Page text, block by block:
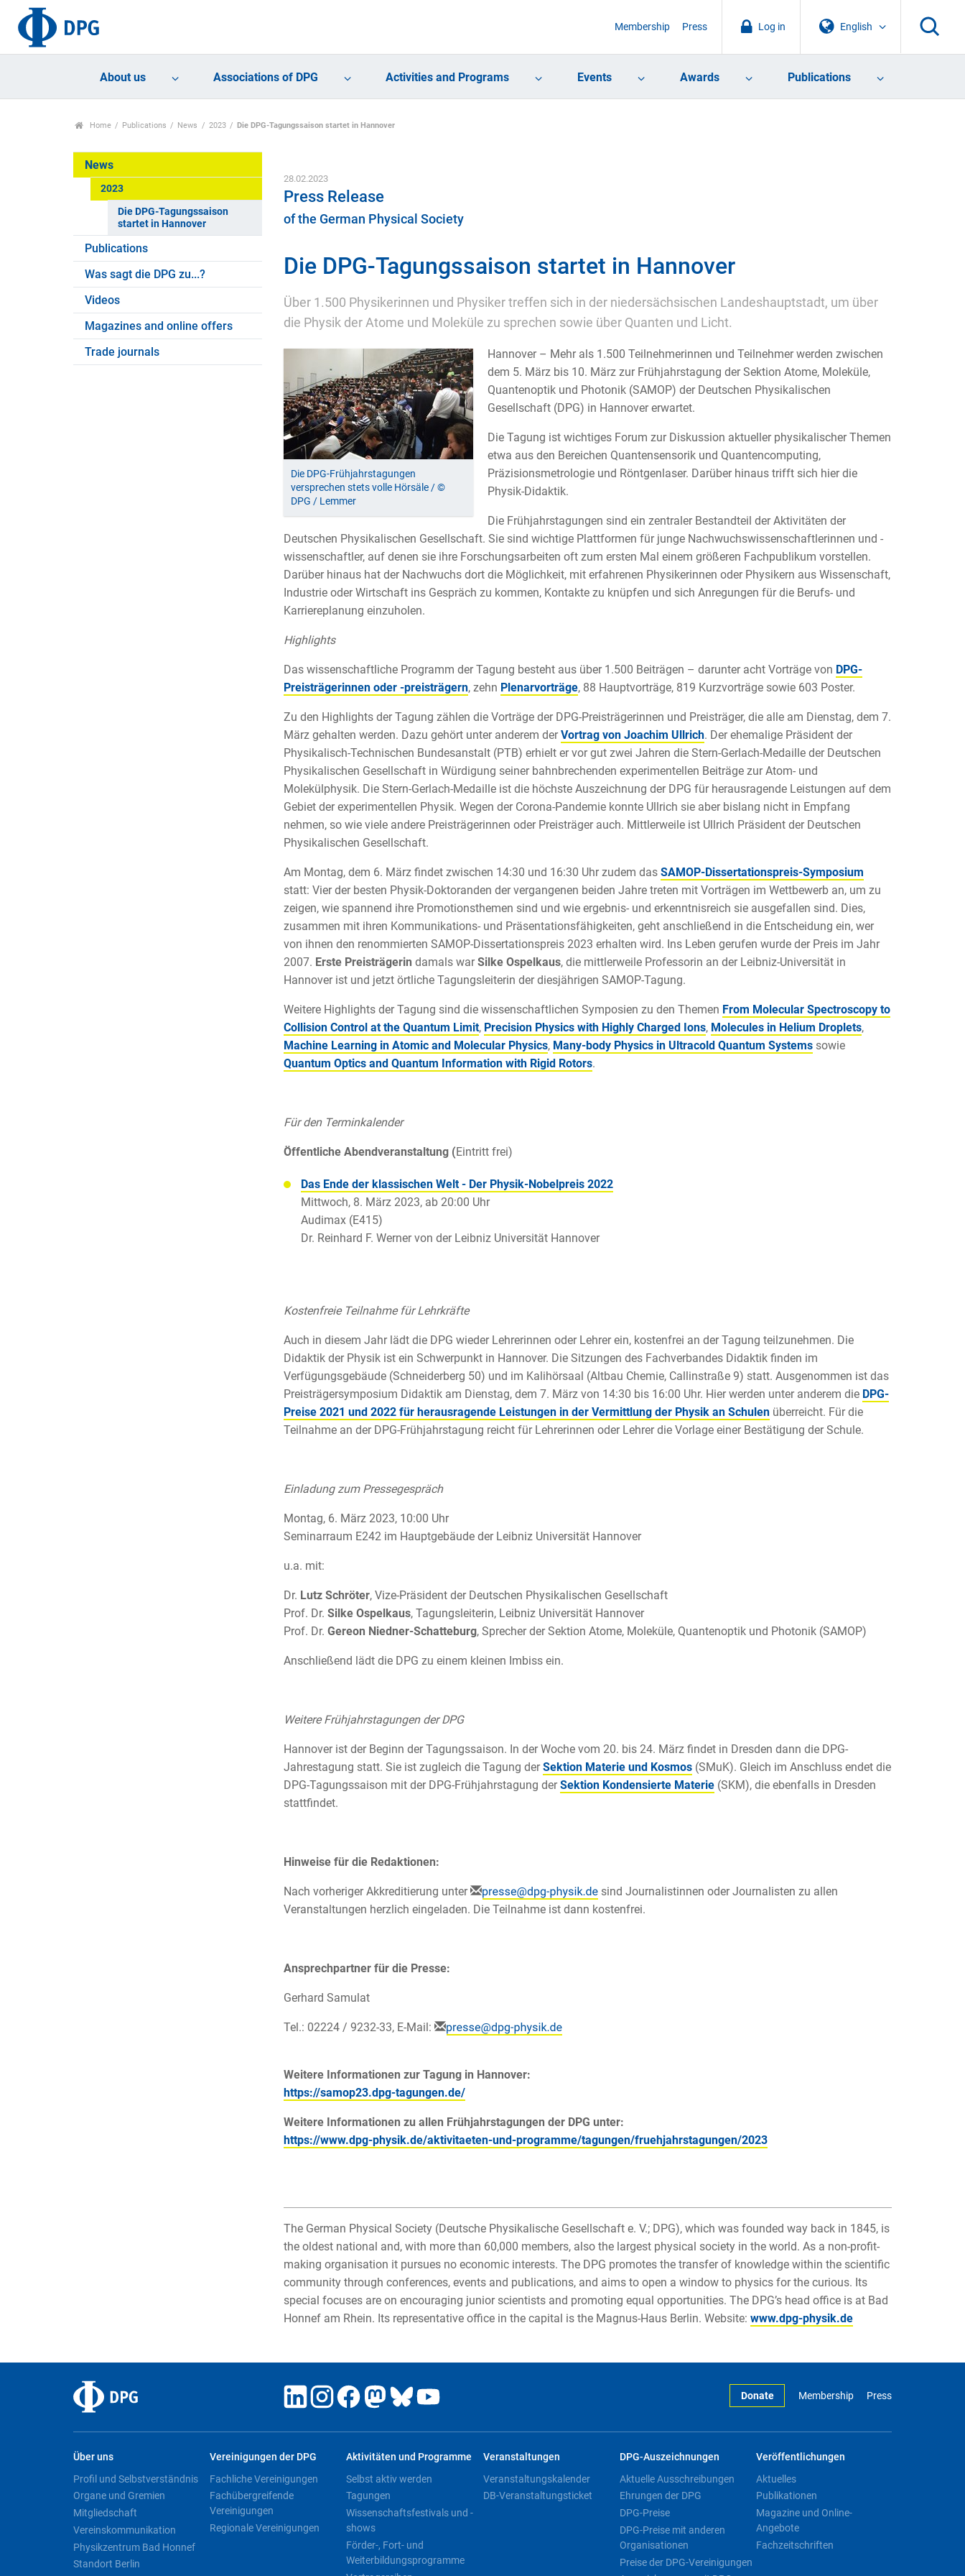
English
Log in
Membership Press
About us Associations of DPG Activities and Programs Events Awards Publications
Home Publications News 2023 Die DPG-Tagungssaison startet in Hannover
News
2023
Die DPG-Tagungssaison
startet in Hannover
Publications
Was sagt die DPG zu...?
Videos
Magazines and online offers
Trade journals
28.02.2023
Press Release
of the German Physical Society
Die DPG-Tagungssaison startet in Hannover
Über 1.500 Physikerinnen und Physiker treffen sich in der niedersächsischen Landeshauptstadt, um über
die Physik der Atome und Moleküle zu sprechen sowie über Quanten und Licht.
Die DPG-Frühjahrstagungen
versprechen stets volle Hörsäle / ©
DPG / Lemmer
Hannover – Mehr als 1.500 Teilnehmerinnen und Teilnehmer werden zwischen
dem 5. März bis 10. März zur Frühjahrstagung der Sektion Atome, Moleküle,
Quantenoptik und Photonik (SAMOP) der Deutschen Physikalischen
Gesellschaft (DPG) in Hannover erwartet.
Die Tagung ist wichtiges Forum zur Diskussion aktueller physikalischer Themen
etwa aus den Bereichen Quantensensorik und Quantencomputing,
Präzisionsmetrologie und Röntgenlaser. Darüber hinaus trifft sich hier die
Physik-Didaktik.
Die Frühjahrstagungen sind ein zentraler Bestandteil der Aktivitäten der
Deutschen Physikalischen Gesellschaft. Sie sind wichtige Plattformen für junge Nachwuchswissenschaftlerinnen und -
wissenschaftler, auf denen sie ihre Forschungsarbeiten oft zum ersten Mal einem größeren Fachpublikum vorstellen.
Darüber hinaus hat der Nachwuchs dort die Möglichkeit, mit erfahrenen Physikerinnen oder Physikern aus Wissenschaft,
Industrie oder Wirtschaft ins Gespräch zu kommen, Kontakte zu knüpfen und sich Anregungen für die Berufs- und
Karriereplanung einzuholen.
Highlights
Das wissenschaftliche Programm der Tagung besteht aus über 1.500 Beiträgen – darunter acht Vorträge von DPG-
Preisträgerinnen oder -preisträgern, zehn Plenarvorträge, 88 Hauptvorträge, 819 Kurzvorträge sowie 603 Poster.
Zu den Highlights der Tagung zählen die Vorträge der DPG-Preisträgerinnen und Preisträger, die alle am Dienstag, dem 7.
März gehalten werden. Dazu gehört unter anderem derVortrag von Joachim Ullrich. Der ehemalige Präsident der
Physikalisch-Technischen Bundesanstalt (PTB) erhielt er vor gut zwei Jahren die Stern-Gerlach-Medaille der Deutschen
Physikalischen Gesellschaft in Würdigung seiner bahnbrechenden experimentellen Beiträge zur Atom- und
Molekülphysik. Die Stern-Gerlach-Medaille ist die höchste Auszeichnung der DPG für herausragende Leistungen auf dem
Gebiet der experimentellen Physik. Wegen der Corona-Pandemie konnte Ullrich sie aber bislang nicht in Empfang
nehmen, so wie viele andere Preisträgerinnen oder Preisträger auch. Mittlerweile ist Ullrich Präsident der Deutschen
Physikalischen Gesellschaft.
Am Montag, dem 6. März findet zwischen 14:30 und 16:30 Uhr zudem das SAMOP-Dissertationspreis-Symposium
statt: Vier der besten Physik-Doktoranden der vergangenen beiden Jahre treten mit Vorträgen im Wettbewerb an, um zu
zeigen, wie spannend ihre Promotionsthemen sind und wie ergebnis- und erkenntnisreich sie ausgefallen sind. Dies,
zusammen mit ihren Kommunikations- und Präsentationsfähigkeiten, geht anschließend in die Entscheidung ein, wer
von ihnen den renommierten SAMOP-Dissertationspreis 2023 erhalten wird. Ins Leben gerufen wurde der Preis im Jahr
2007. Erste Preisträgerin damals warSilke Ospelkaus, die mittlerweile Professorin an der Leibniz-Universität in
Hannover ist und jetzt örtliche Tagungsleiterin der diesjährigen SAMOP-Tagung.
Weitere Highlights der Tagung sind die wissenschaftlichen Symposien zu den Themen From Molecular Spectroscopy to
Collision Control at the Quantum Limit, Precision Physics with Highly Charged Ions, Molecules in Helium Droplets,
Machine Learning in Atomic and Molecular Physics, Many-body Physics in Ultracold Quantum Systemssowie
Quantum Optics and Quantum Information with Rigid Rotors.
Für den Terminkalender
Öffentliche Abendveranstaltung (Eintritt frei)
Das Ende der klassischen Welt - Der Physik-Nobelpreis 2022
Mittwoch, 8. März 2023, ab 20:00 Uhr
Audimax (E415)
Dr. Reinhard F. Werner von der Leibniz Universität Hannover
Kostenfreie Teilnahme für Lehrkräfte
Auch in diesem Jahr lädt die DPG wieder Lehrerinnen oder Lehrer ein, kostenfrei an der Tagung teilzunehmen. Die
Didaktik der Physik ist ein Schwerpunkt in Hannover. Die Sitzungen des Fachverbandes Didaktik finden im
Verfügungsgebäude (Schneiderberg 50) und im Kalihörsaal (Altbau Chemie, Callinstraße 9) statt. Ausgenommen ist das
Preisträgersymposium Didaktik am Dienstag, dem 7. März von 14:30 bis 16:00 Uhr. Hier werden unter anderem die DPG-
Preise 2021 und 2022 für herausragende Leistungen in der Vermittlung der Physik an Schulenüberreicht. Für die
Teilnahme an der DPG-Frühjahrstagung reicht für Lehrerinnen oder Lehrer die Vorlage einer Bestätigung der Schule.
Einladung zum Pressegespräch
Montag, 6. März 2023, 10:00 Uhr
Seminarraum E242 im Hauptgebäude der Leibniz Universität Hannover
u.a. mit:
Dr. Lutz Schröter, Vize-Präsident der Deutschen Physikalischen Gesellschaft
Prof. Dr. Silke Ospelkaus, Tagungsleiterin, Leibniz Universität Hannover
Prof. Dr. Gereon Niedner-Schatteburg, Sprecher der Sektion Atome, Moleküle, Quantenoptik und Photonik (SAMOP)
Anschließend lädt die DPG zu einem kleinen Imbiss ein.
Weitere Frühjahrstagungen der DPG
Hannover ist der Beginn der Tagungssaison. In der Woche vom 20. bis 24. März findet in Dresden dann die DPG-
Jahrestagung statt. Sie ist zugleich die Tagung derSektion Materie und Kosmos(SMuK). Gleich im Anschluss endet die
DPG-Tagungssaison mit der DPG-Frühjahrstagung derSektion Kondensierte Materie(SKM), die ebenfalls in Dresden
stattfindet.
Hinweise für die Redaktionen:
Nach vorheriger Akkreditierung unter
sind Journalistinnen oder Journalisten zu allen
Veranstaltungen herzlich eingeladen. Die Teilnahme ist dann kostenfrei.
Ansprechpartner für die Presse:
Gerhard Samulat
Tel.: 02224 / 9232-33, E-Mail:
Weitere Informationen zur Tagung in Hannover:
https://samop23.dpg-tagungen.de/
Weitere Informationen zu allen Frühjahrstagungen der DPG unter:
https://www.dpg-physik.de/aktivitaeten-und-programme/tagungen/fruehjahrstagungen/2023
The German Physical Society (Deutsche Physikalische Gesellschaft e. V.; DPG), which was founded way back in 1845, is
the oldest national and, with more than 60,000 members, also the largest physical society in the world. As a non-profit-
making organisation it pursues no economic interests. The DPG promotes the transfer of knowledge within the scientific
community through conferences, events and publications, and aims to open a window to physics for the curious. Its
special focuses are on encouraging junior scientists and promoting equal opportunities. The DPG’s head office is at Bad
Honnef am Rhein. Its representative office in the capital is the Magnus-Haus Berlin. Website: www.dpg-physik.de
Donate Membership Press
Über uns
Profil und Selbstverständnis
Organe und Gremien
Mitgliedschaft
Vereinskommunikation
Physikzentrum Bad Honnef
Standort Berlin
Vereinigungen der DPG
Fachliche Vereinigungen
Fachübergreifende
Vereinigungen
Regionale Vereinigungen
Aktivitäten und Programme
Selbst aktiv werden
Tagungen
Wissenschaftsfestivals und -
shows
Förder-, Fort- und
Weiterbildungsprogramme
Veranstaltungen
Veranstaltungskalender
DB-Veranstaltungsticket
DPG-Auszeichnungen
Aktuelle Ausschreibungen
Ehrungen der DPG
DPG-Preise
DPG-Preise mit anderen
Organisationen
Preise der DPG-Vereinigungen
Veröffentlichungen
Aktuelles
Publikationen
Magazine und Online-
Angebote
Fachzeitschriften